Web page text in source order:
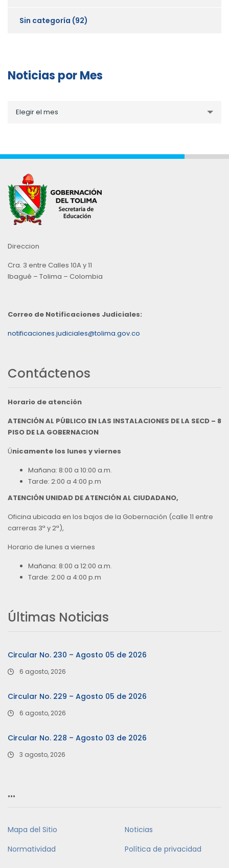
Sin categoría (92)
Noticias por Mes
porElegir el mes
Direccion
Cra. 3 entre Calles 10A y 11
Ibagué – Tolima – Colombia
Correo de Notificaciones Judiciales:
notificaciones.judiciales@tolima.gov.co
Contáctenos
Horario de atención
ATENCIÓN AL PÚBLICO EN LAS INSTALACIONES DE LA SECD – 8
PISO DE LA GOBERNACION
Únicamente los lunes y viernes
Mañana: 8:00 a 10:00 a.m.
Tarde: 2:00 a 4:00 p.m
ATENCIÓN UNIDAD DE ATENCIÓN AL CIUDADANO,
Oficina ubicada en los bajos de la Gobernación (calle 11 entre
carreras 3ª y 2ª),
Horario de lunes a viernes
Mañana: 8:00 a 12:00 a.m.
Tarde: 2:00 a 4:00 p.m
Últimas Noticias
Circular No. 230 – Agosto 05 de 2026
6 agosto, 2026
Circular No. 229 – Agosto 05 de 2026
6 agosto, 2026
Circular No. 228 – Agosto 03 de 2026
3 agosto, 2026
…
Mapa del Sitio
Noticias
Normatividad
Política de privacidad